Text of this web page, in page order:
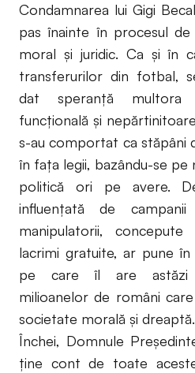
Condamnarea lui Gigi
pas înainte în procesul de
moral și juridic. Ca și în
transferurilor din fotbal,
dat speranță multora
funcţională şi
s-au comportat ca stăpâni
în faţa legii, bazându-se
politică ori pe avere.
influențată de campanii
manipulatorii,
lacrimi gratuite, ar pune
pe care îl are astăzi
milioanelor de români
societate morală şi dreaptă.
Închei, Domnule
ține cont de toate